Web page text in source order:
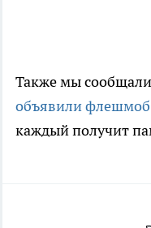
Также мы
объявили
каждый получит